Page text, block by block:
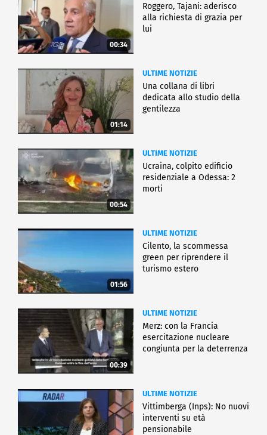
00:34
Roggero, Tajani: aderisco
alla richiesta di grazia per
lui
01:14
ULTIME NOTIZIE
Una collana di libri
dedicata allo studio della
gentilezza
00:54
ULTIME NOTIZIE
Ucraina, colpito edificio
residenziale a Odessa: 2
morti
01:56
ULTIME NOTIZIE
Cilento, la scommessa
green per riprendere il
turismo estero
00:39
ULTIME NOTIZIE
Merz: con la Francia
esercitazione nucleare
congiunta per la deterrenza
ULTIME NOTIZIE
Vittimberga (Inps): No nuovi
interventi su età
pensionabile